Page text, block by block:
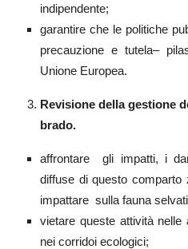
indipendente;
garantire che le politiche
precauzione e tutela–
Unione Europea.
Revisione della gestione
brado.
affrontare gli impatti, i
diffuse di questo comparto
impattare sulla fauna
vietare queste attività
nei corridoi ecologici;